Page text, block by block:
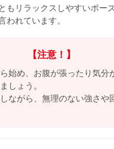
もリラックスしやすいポーズ
われています。
【注意！】
始め、お腹が張ったり気分
しょう。
ながら、無理のない強さや